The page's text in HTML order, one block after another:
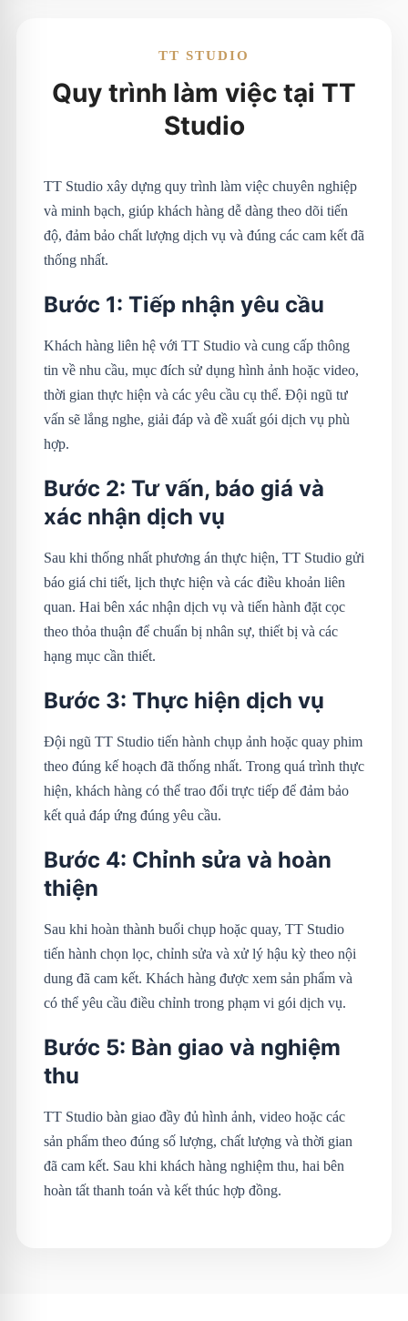
TT STUDIO
Quy trình làm việc tại TT
Studio
TT Studio xây dựng quy trình làm việc chuyên nghiệp
và minh bạch, giúp khách hàng dễ dàng theo dõi tiến
độ, đảm bảo chất lượng dịch vụ và đúng các cam kết đã
thống nhất.
Bước 1: Tiếp nhận yêu cầu
Khách hàng liên hệ với TT Studio và cung cấp thông
tin về nhu cầu, mục đích sử dụng hình ảnh hoặc video,
thời gian thực hiện và các yêu cầu cụ thể. Đội ngũ tư
vấn sẽ lắng nghe, giải đáp và đề xuất gói dịch vụ phù
hợp.
Bước 2: Tư vấn, báo giá và
xác nhận dịch vụ
Sau khi thống nhất phương án thực hiện, TT Studio gửi
báo giá chi tiết, lịch thực hiện và các điều khoản liên
quan. Hai bên xác nhận dịch vụ và tiến hành đặt cọc
theo thỏa thuận để chuẩn bị nhân sự, thiết bị và các
hạng mục cần thiết.
Bước 3: Thực hiện dịch vụ
Đội ngũ TT Studio tiến hành chụp ảnh hoặc quay phim
theo đúng kế hoạch đã thống nhất. Trong quá trình thực
hiện, khách hàng có thể trao đổi trực tiếp để đảm bảo
kết quả đáp ứng đúng yêu cầu.
Bước 4: Chỉnh sửa và hoàn
thiện
Sau khi hoàn thành buổi chụp hoặc quay, TT Studio
tiến hành chọn lọc, chỉnh sửa và xử lý hậu kỳ theo nội
dung đã cam kết. Khách hàng được xem sản phẩm và
có thể yêu cầu điều chỉnh trong phạm vi gói dịch vụ.
Bước 5: Bàn giao và nghiệm
thu
TT Studio bàn giao đầy đủ hình ảnh, video hoặc các
sản phẩm theo đúng số lượng, chất lượng và thời gian
đã cam kết. Sau khi khách hàng nghiệm thu, hai bên
hoàn tất thanh toán và kết thúc hợp đồng.